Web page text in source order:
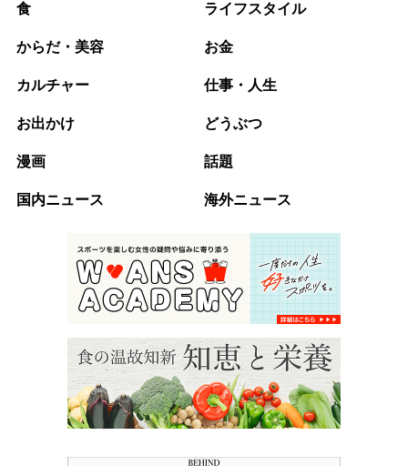
食 ライフスタイル
からだ・美容 お金
カルチャー 仕事・人生
お出かけ どうぶつ
漫画 話題
国内ニュース 海外ニュース